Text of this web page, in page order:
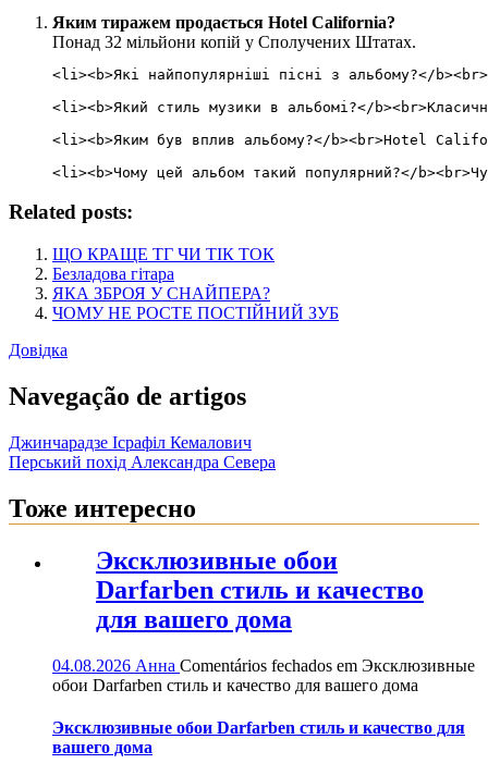
Яким тиражем продається Hotel California?
Понад 32 мільйони копій у Сполучених Штатах.
<li><b>Які найпопулярніші пісні з альбому?</
<li><b>Який стиль музики в альбомі?</
<li><b>Яким був вплив альбому?</b><br>Hotel
Related posts:
ЩО КРАЩЕ ТГ ЧИ ТІК ТОК
Безладова гітара
ЯКА ЗБРОЯ У СНАЙПЕРА?
ЧОМУ НЕ РОСТЕ ПОСТІЙНИЙ ЗУБ
Довідка
Navegação de artigos
Джинчарадзе Ісрафіл Кемалович
Перський похід Александра Севера
Тоже интересно
Эксклюзивные обои
Darfarben стиль и качество
для вашего дома
04.08.2026 Анна Comentários fechados em Эксклюзивные
обои Darfarben стиль и качество для вашего дома
Эксклюзивные обои Darfarben стиль и качество для
вашего дома